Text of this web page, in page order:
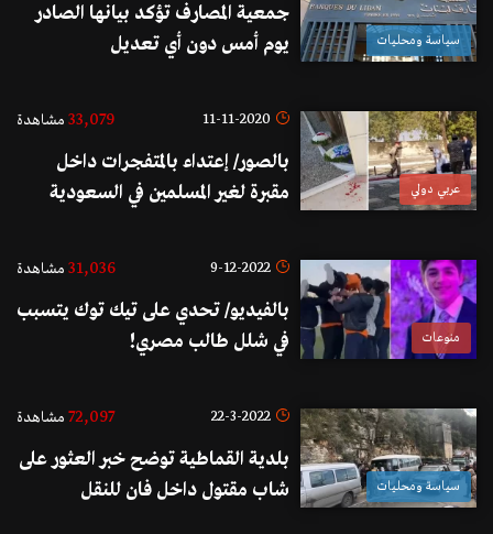
سياسة ومحليات
جمعية المصارف تؤكد بيانها الصادر
يوم أمس دون أي تعديل
عربي دولي
11-11-2020
33,079 مشاهدة
بالصور/ إعتداء بالمتفجرات داخل
مقبرة لغير المسلمين في السعودية
منوعات
9-12-2022
31,036 مشاهدة
بالفيديو/ تحدي على تيك توك يتسبب
في شلل طالب مصري!
سياسة ومحليات
22-3-2022
72,097 مشاهدة
بلدية القماطية توضح خبر العثور على
شاب مقتول داخل فان للنقل